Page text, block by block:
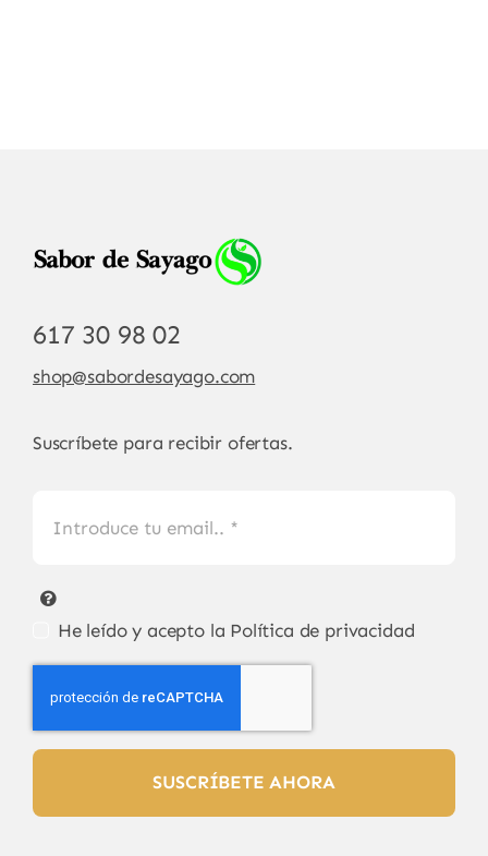
617 30 98 02
shop@sabordesayago.com
Suscríbete para recibir ofertas.
He leído y acepto la Política de privacidad
SUSCRÍBETE AHORA